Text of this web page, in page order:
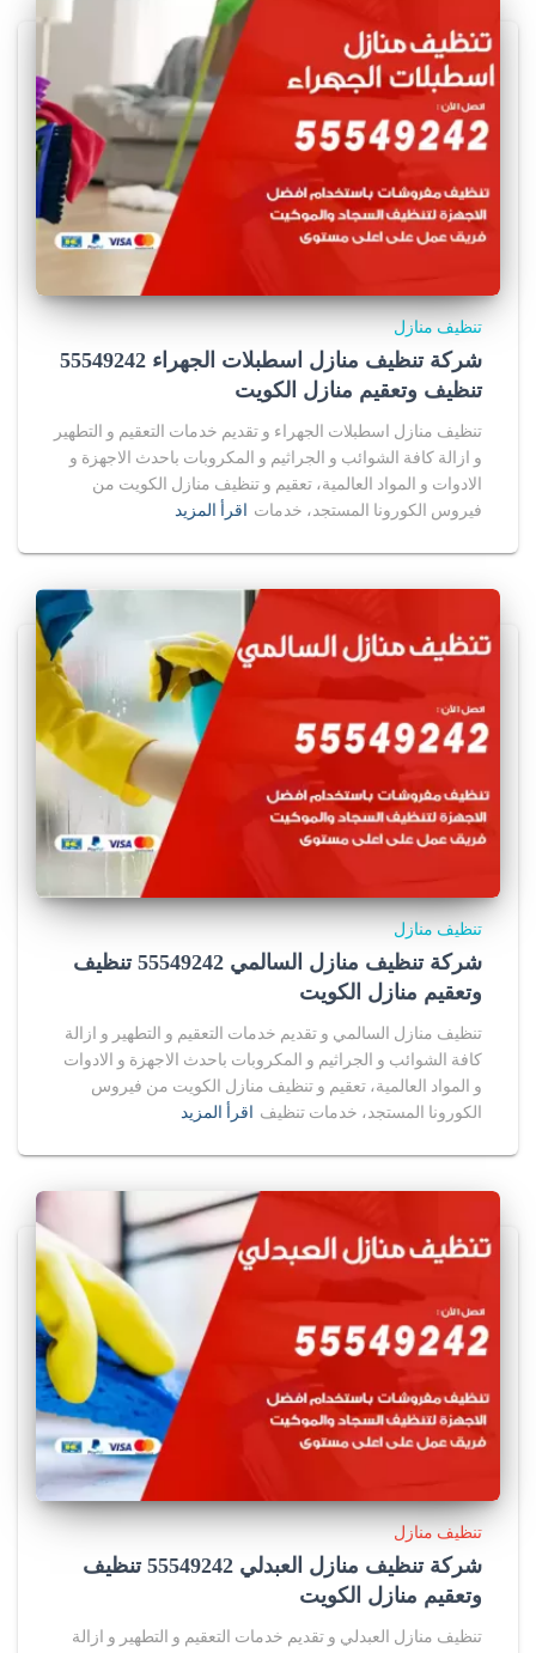
تنظيف منازل
شركة تنظيف منازل اسطبلات الجهراء 55549242
تنظيف وتعقيم منازل الكويت
تنظيف منازل اسطبلات الجهراء و تقديم خدمات التعقيم و التطهير
و ازالة كافة الشوائب و الجراثيم و المكروبات باحدث الاجهزة و
الادوات و المواد العالمية، تعقيم و تنظيف منازل الكويت من
فيروس الكورونا المستجد، خدمات اقرأ المزيد
تنظيف منازل
شركة تنظيف منازل السالمي 55549242 تنظيف
وتعقيم منازل الكويت
تنظيف منازل السالمي و تقديم خدمات التعقيم و التطهير و ازالة
كافة الشوائب و الجراثيم و المكروبات باحدث الاجهزة و الادوات
و المواد العالمية، تعقيم و تنظيف منازل الكويت من فيروس
الكورونا المستجد، خدمات تنظيف اقرأ المزيد
تنظيف منازل
شركة تنظيف منازل العبدلي 55549242 تنظيف
وتعقيم منازل الكويت
تنظيف منازل العبدلي و تقديم خدمات التعقيم و التطهير و ازالة